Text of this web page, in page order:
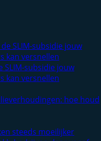
SLIM-subsidie jouw
kan versnellen
hoe houd